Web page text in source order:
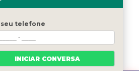
CONTATO
CATEGORIAS
MAPA DO SITE
seu telefone
INICIAR CONVERSA